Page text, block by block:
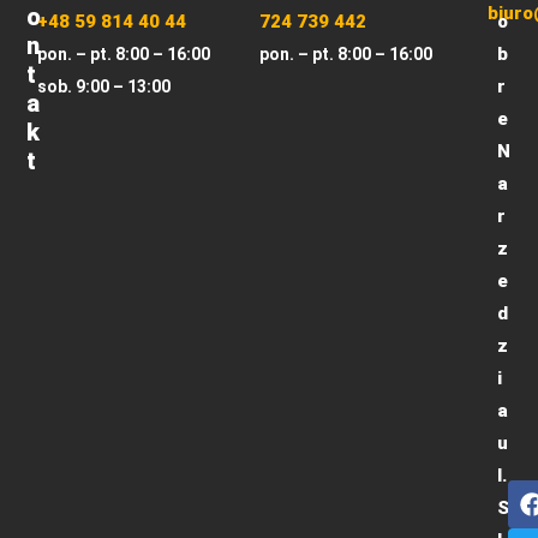
O
N
T
A
K
T
+48 59 814 40 44
pon. – pt. 8:00 – 16:00
sob. 9:00 – 13:00
724 739 442
pon. – pt. 8:00 – 16:00
o
b
r
e
N
a
r
z
e
d
z
i
a
u
l.
S